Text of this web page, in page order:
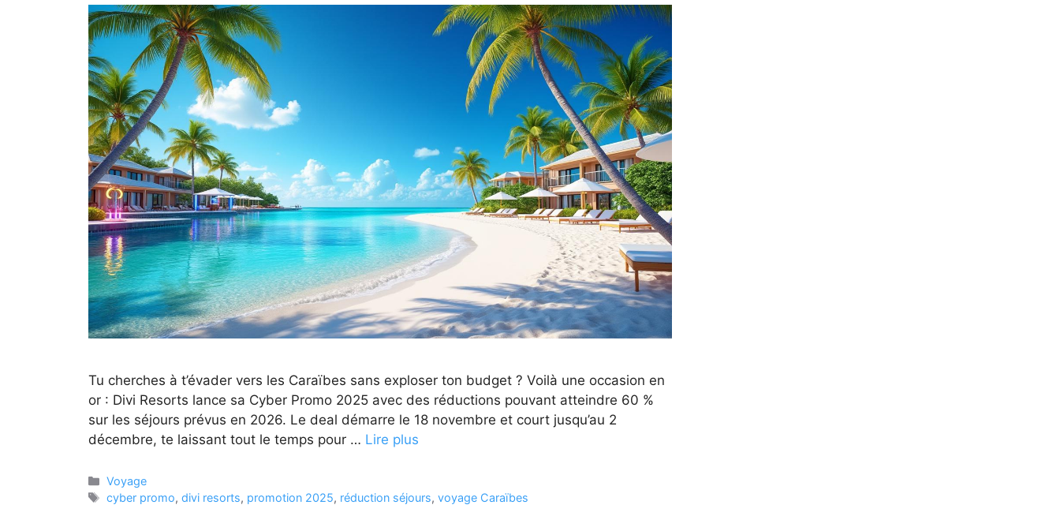
Tu cherches à t’évader vers les Caraïbes sans exploser ton budget ? Voilà une occasion en
or : Divi Resorts lance sa Cyber Promo 2025 avec des réductions pouvant atteindre 60 %
sur les séjours prévus en 2026. Le deal démarre le 18 novembre et court jusqu’au 2
décembre, te laissant tout le temps pour … Lire plus
Catégories
Voyage
Étiquettes
cyber promo,divi resorts, promotion 2025, réduction séjours,voyage Caraïbes